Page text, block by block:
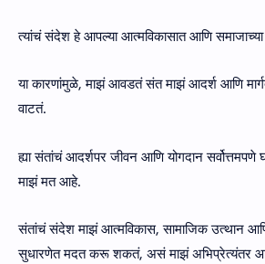
त्यांचं संदेश हे आपल्या आत्मविकासात आणि
या कारणांमुळे, माझं आवडतं संत माझं आदर्श आणि
वाटतं.
ह्या संतांचं आदर्शपर जीवन आणि योगदान
माझं मत आहे.
संतांचं संदेश माझं आत्मविकास, सामाजिक उत्थान
सुधारणेत मदत करू शकतं, असं माझं अभिप्रेत्यंतर